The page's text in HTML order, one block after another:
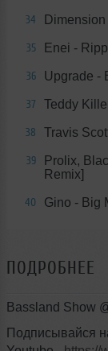
34
35 Enei -
36 Upgrade -
37 Teddy
38 Travis
39
Prolix,
Remix]
40 Gino - Big
ПОДРОБНЕЕ
Bassland Show
Подписывайся